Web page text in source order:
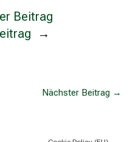
Beitrag
→
Nächster Beitrag →